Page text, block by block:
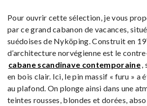
Pour ouvrir cette sélection, je vous
par ce grand cabanon de vacances,
suédoises de Nyköping. Construit en
d’architecture norvégienne est le
cabane scandinave contemporaine
en bois clair. Ici, le pin massif « furu » a
au plafond. On plonge ainsi dans une
teintes rousses, blondes et dorées,